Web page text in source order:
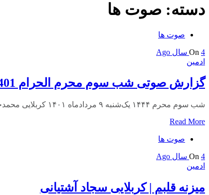
دسته: صوت ها
صوت ها
On 4 سال Ago
ادمین
گزارش صوتی شب سوم محرم الحرام 1401 هیئت ریحانه النبی
شب سوم محرم ۱۴۴۴ یک‌شنبه ۹ مردادماه ۱۴۰۱ کربلایی محمدحسین پویانفر
Read More
صوت ها
On 4 سال Ago
ادمین
میزنه قلبم | کربلایی سجاد آشتیانی